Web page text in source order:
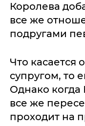
Королева
все же
подругами
Что
супругом, то
Однако
все же
проходит на